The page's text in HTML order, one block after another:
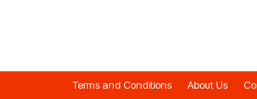
Terms and Conditions About Us